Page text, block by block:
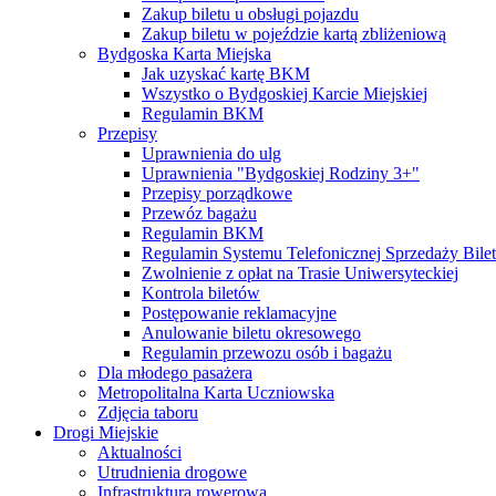
Zakup biletu u obsługi pojazdu
Zakup biletu w pojeździe kartą zbliżeniową
Bydgoska Karta Miejska
Jak uzyskać kartę BKM
Wszystko o Bydgoskiej Karcie Miejskiej
Regulamin BKM
Przepisy
Uprawnienia do ulg
Uprawnienia "Bydgoskiej Rodziny 3+"
Przepisy porządkowe
Przewóz bagażu
Regulamin BKM
Regulamin Systemu Telefonicznej Sprzedaży
Zwolnienie z opłat na Trasie Uniwersyteckiej
Kontrola biletów
Postępowanie reklamacyjne
Anulowanie biletu okresowego
Regulamin przewozu osób i bagażu
Dla młodego pasażera
Metropolitalna Karta Uczniowska
Zdjęcia taboru
Drogi Miejskie
Aktualności
Utrudnienia drogowe
Infrastruktura rowerowa